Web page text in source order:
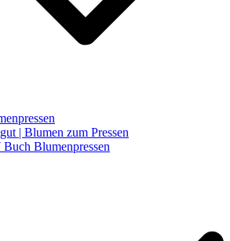
| Blumen zum Pressen
Blumenpressen